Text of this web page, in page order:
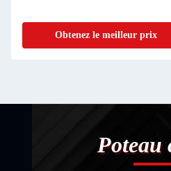
Obtenez le meilleur prix
Poteau